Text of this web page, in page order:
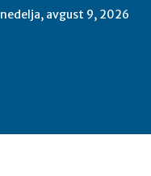
nedelja, avgust 9, 2026